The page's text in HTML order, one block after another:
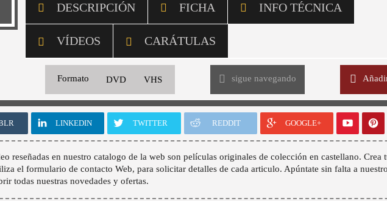
DESCRIPCIÓN FICHA INFO TÉCNICA
VÍDEOS CARÁTULAS
Formato DVD VHS sigue navegando
LINKEDIN TWITTER REDDIT GOOGLE+
reseñadas en nuestro catalogo de la web son películas originales de colección en castellano. Crea
el formulario de contacto Web, para solicitar detalles de cada articulo. Apúntate sin falta a nuestro
todas nuestras novedades y ofertas.